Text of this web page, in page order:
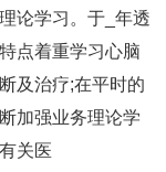
论学习。于_年透
点着重学习心脑
及治疗;在平时的
加强业务理论学
关医